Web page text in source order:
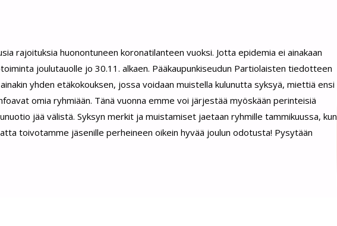
rajoituksia huonontuneen koronatilanteen vuoksi. Jotta epidemia ei ainakaan
joulutauolle jo 30.11. alkaen. Pääkaupunkiseudun Partiolaisten tiedotteen
yhden etäkokouksen, jossa voidaan muistella kulunutta syksyä, miettiä ensi
omia ryhmiään. Tänä vuonna emme voi järjestää myöskään perinteisiä
jää välistä. Syksyn merkit ja muistamiset jaetaan ryhmille tammikuussa, kun
toivotamme jäsenille perheineen oikein hyvää joulun odotusta! Pysytään